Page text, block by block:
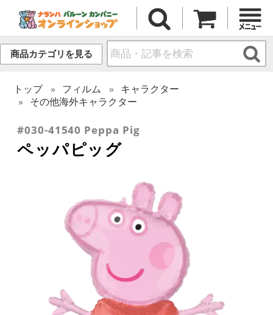
商品カテゴリを見る
トップ フィルム
キャラクター
その他海外キャラクター
#030-41540 Peppa Pig
ペッパピッグ